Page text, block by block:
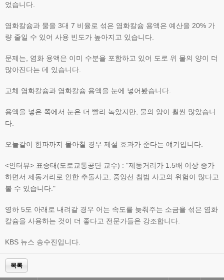
었습니다.
염화칼슘과 물을 3대 7 비율로 섞은 염화칼슘 용액은 예산을 20% 가
량 줄일 수 있어 사용 빈도가 높아지고 있습니다.
문제는, 염화 용액은 이미 수분을 포함하고 있어 도로 위 물의 양이 더
많아진다는 데 있습니다.
고체 염화칼슘과 염화칼슘 용액을 눈에 넣어봤습니다.
용액을 넣은 쪽에서 눈은 더 빨리 녹았지만, 물의 양이 훨씬 많았습니
다.
오늘같이 한파까지 몰아칠 경우 제설 효과가 준다는 얘기입니다.
<인터뷰> 표승태(도로교통공단 교수) : "제동거리가 1.5배 이상 증가
하면서 제동거리로 인한 추돌사고, 중앙선 침범 사고의 위험이 많다고
볼 수 있습니다."
영하 5도 아래로 내려갈 경우 어는 속도를 늦춰주는 소금을 섞은 염화
칼슘을 사용하는 것이 더 좋다고 전문가들은 강조합니다.
KBS 뉴스 송수진입니다.
목록